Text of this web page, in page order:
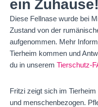
ein Zuhause!
Diese Fellnase wurde bei
Zustand von der
aufgenommen. Mehr
Tierheim kommen und
du in unserem Tierschutz-
Fritzi zeigt sich im
und menschenbezogen.